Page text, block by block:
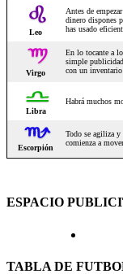
ESPACIO
TABLA DE